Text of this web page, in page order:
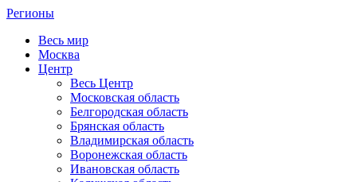
Регионы
Весь мир
Москва
Центр
Весь Центр
Московская область
Белгородская область
Брянская область
Владимирская область
Воронежская область
Ивановская область